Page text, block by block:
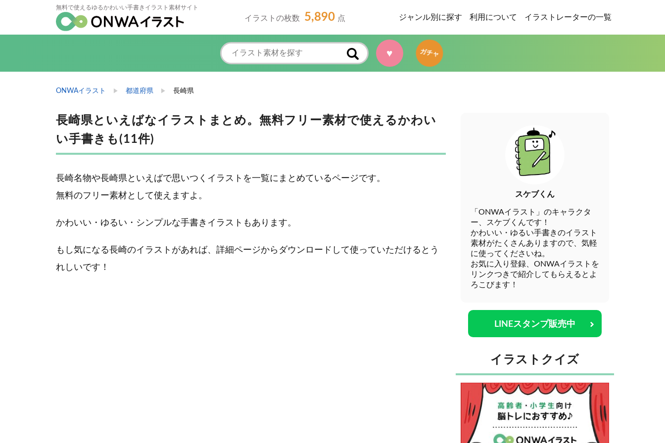
無料で使えるゆるかわいい手書きイラスト素材サイト
イラストの枚数 5,890 点 ジャンル別に探す 利用について イラストレーターの一覧
♥ ガチャ
ONWAイラスト 都道府県 長崎県
長崎県といえばなイラストまとめ。無料フリー素材で使えるかわい
い手書きも(11件)
長崎名物や長崎県といえばで思いつくイラストを一覧にまとめているページです。
無料のフリー素材として使えますよ。
かわいい・ゆるい・シンプルな手書きイラストもあります。
もし気になる長崎のイラストがあれば、詳細ページからダウンロードして使っていただけるとう
れしいです！
スケブくん
「ONWAイラスト」のキャラクタ
ー、スケブくんです！
かわいい・ゆるい手書きのイラスト
素材がたくさんありますので、気軽
に使ってくださいね。
お気に入り登録、ONWAイラストを
リンクつきで紹介してもらえるとよ
ろこびます！
LINEスタンプ販売中
イラストクイズ